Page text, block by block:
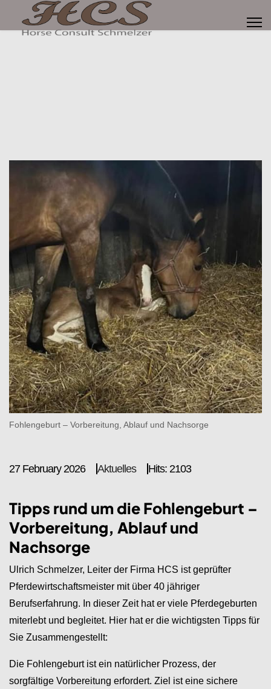
Fohlengeburt – Vorbereitung, Ablauf und Nachsorge
27 February 2026 Aktuelles Hits: 2103
Tipps rund um die Fohlengeburt –
Vorbereitung, Ablauf und
Nachsorge
Ulrich Schmelzer, Leiter der Firma HCS ist geprüfter
Pferdewirtschaftsmeister mit über 40 jähriger
Berufserfahrung. In dieser Zeit hat er viele Pferdegeburten
miterlebt und begleitet. Hier hat er die wichtigsten Tipps für
Sie Zusammengestellt:
Die Fohlengeburt ist ein natürlicher Prozess, der
sorgfältige Vorbereitung erfordert. Ziel ist eine sichere